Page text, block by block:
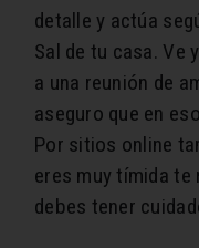
detalle y actúa
Sal de tu casa. Ve
a una reunión de
aseguro que en
Por sitios online
eres muy tímida
debes tener